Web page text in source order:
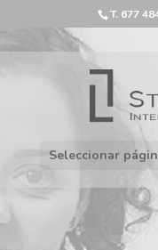
T. 677
Seleccionar